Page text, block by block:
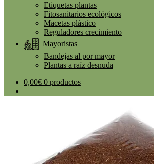
Etiquetas plantas
Fitosanitarios ecológicos
Macetas plástico
Reguladores crecimiento
Mayoristas
Bandejas al por mayor
Plantas a raíz desnuda
0,00€ 0 productos